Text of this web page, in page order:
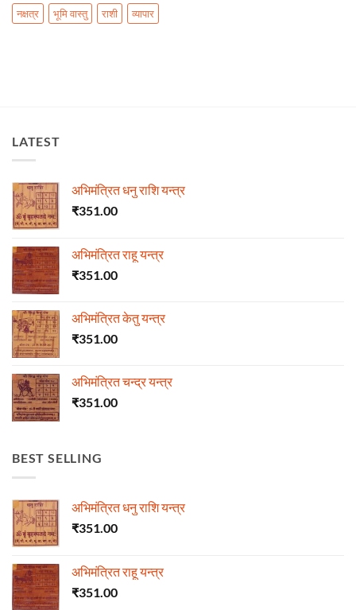
नक्षत्र भूमि वास्तु राशी व्यापार
LATEST
अभिमंत्रित धनु राशि यन्त्र
₹351.00
अभिमंत्रित राहू यन्त्र
₹351.00
अभिमंत्रित केतु यन्त्र
₹351.00
अभिमंत्रित चन्द्र यन्त्र
₹351.00
BEST SELLING
अभिमंत्रित धनु राशि यन्त्र
₹351.00
अभिमंत्रित राहू यन्त्र
₹351.00